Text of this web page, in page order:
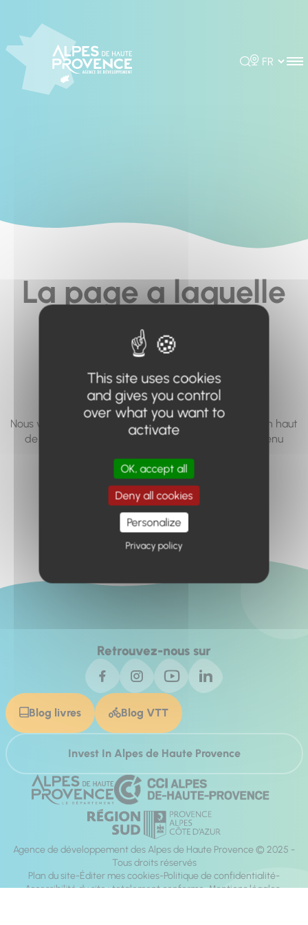
Rechercher
Choisir la
La page a laquelle
vous cherchez à
accéder n'existe
pas... ou plus.
Nous vous invitons à utiliser le moteur de recherche en haut
de page, ou à utiliser le menu pour trouver le contenu
Retour à l'accueil
Retrouvez-nous sur
Blog livres Blog VTT
Invest In Alpes de Haute Provence
Agence de développement des Alpes de Haute Provence © 2025 -
Tous droits réservés
Plan du site Éditer mes cookies Politique de confidentialité
Accessibilité du site : totalement conforme Mentions légales
This site uses cookies
and gives you control
over what you want to
activate
OK, accept all
Deny all cookies
Personalize
Privacy policy